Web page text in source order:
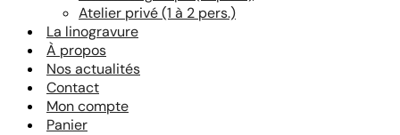
Atelier privé (1 à 2 pers.)
La linogravure
À propos
Nos actualités
Contact
Mon compte
Panier